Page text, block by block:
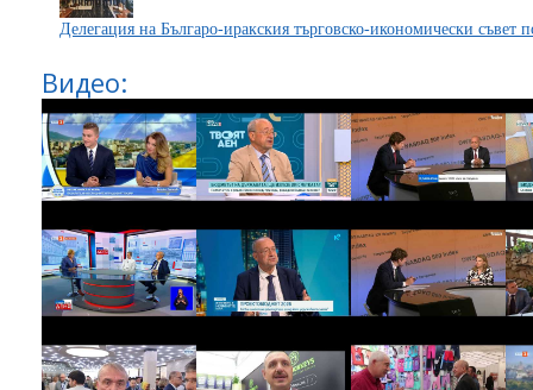
Делегация на Българо-иракския търговско-икономически съвет
Видео: